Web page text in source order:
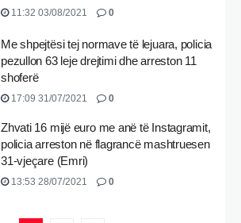
11:32 03/08/2021 0
Me shpejtësi tej normave të lejuara, policia
pezullon 63 leje drejtimi dhe arreston 11
shoferë
17:09 31/07/2021 0
Zhvati 16 mijë euro me anë të Instagramit,
policia arreston në flagrancë mashtruesen
31-vjeçare (Emri)
13:53 28/07/2021 0